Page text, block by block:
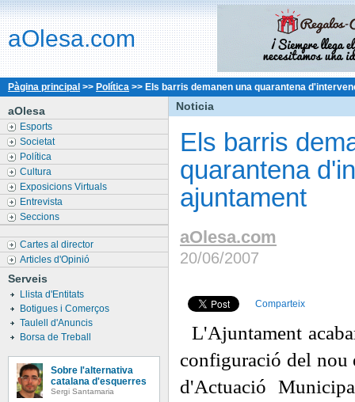
aOlesa.com
Pàgina principal >> Política >> Els barris demanen una quarantena
aOlesa
Esports
Societat
Política
Cultura
Exposicions Virtuals
Entrevista
Seccions
Cartes al director
Articles d'Opinió
Serveis
Llista d'Entitats
Botigues i Comerços
Taulell d'Anuncis
Borsa de Treball
Sobre l'alternativa
catalana d'esquerres
Sergi Santamaria
Noticia
Els barris
quarantena
ajuntament
aOlesa.com
20/06/2007
Comparteix
L'Ajuntament
configuració del nou
d'Actuació